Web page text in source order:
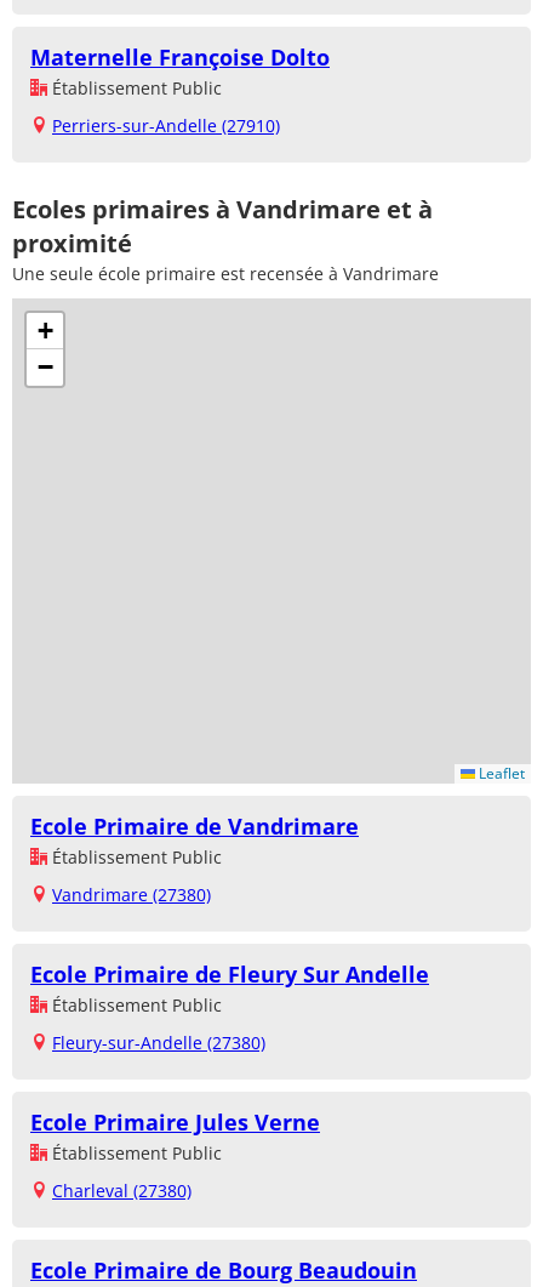
Maternelle Françoise Dolto
Établissement Public
Perriers-sur-Andelle (27910)
Ecoles primaires à Vandrimare et à
proximité
Une seule école primaire est recensée à Vandrimare
+
−
Leaflet
Ecole Primaire de Vandrimare
Établissement Public
Vandrimare (27380)
Ecole Primaire de Fleury Sur Andelle
Établissement Public
Fleury-sur-Andelle (27380)
Ecole Primaire Jules Verne
Établissement Public
Charleval (27380)
Ecole Primaire de Bourg Beaudouin